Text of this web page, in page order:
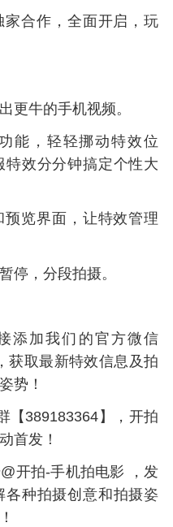
合作，全面开启，玩
更牛的手机视频。
能，轻轻挪动特效位
效分分钟搞定个性大
览界面，让特效管理
停，分段拍摄。
添加我们的官方微信
获取最新特效信息及拍
势！
【389183364】，开拍
首发！
开拍-手机拍电影 ，发
各种拍摄创意和拍摄姿